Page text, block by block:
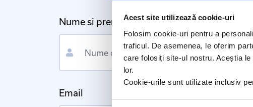
Acest site utilizează cookie-uri
Folosim cookie-uri pentru a
traficul. De asemenea, le oferim
care folosiți site-ul nostru. Aceștia
lor.
Cookie-urile sunt utilizate inclusiv
Nume si prenume
Email